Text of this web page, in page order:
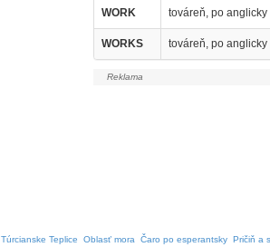
WORK továreň, po anglicky
WORKS továreň, po anglicky
Túrcianske Teplice Oblasť mora Čaro po esperantsky Pričiň a